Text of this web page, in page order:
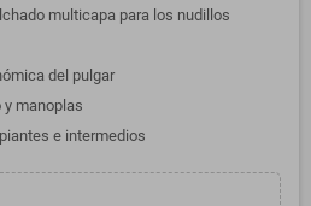
multicapa para los nudillos
del pulgar
manoplas
e intermedios